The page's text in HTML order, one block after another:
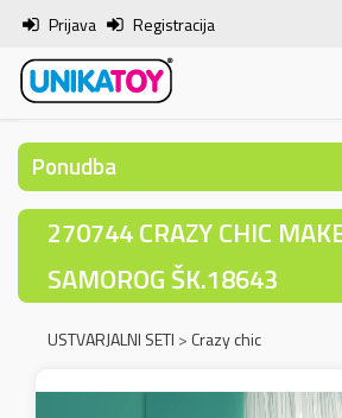
Prijava Registracija
Ponudba
270744 CRAZY CHIC
SAMOROG ŠK.18643
USTVARJALNI SETI > Crazy chic